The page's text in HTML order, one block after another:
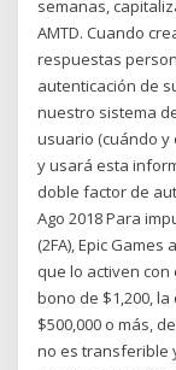
semanas,
AMTD. Cuando
respuestas
autenticación de
nuestro sistema
usuario (cuándo y
y usará esta
doble factor de
Ago 2018 Para
(2FA), Epic
que lo activen
bono de $1,200,
$500,000 o más,
no es transferible